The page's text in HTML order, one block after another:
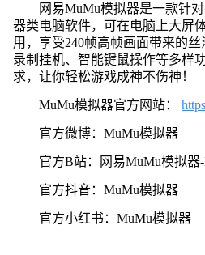
网易MuMu模拟器是一款针
器类电脑软件，可在电脑上大屏
用，享受240帧高帧画面带来的
录制挂机、智能键鼠操作等多样
求，让你轻松游戏成神不伤神！
MuMu模拟器官方网站：
官方微博：MuMu模拟器
官方B站：网易MuMu模拟器
官方抖音：MuMu模拟器
官方小红书：MuMu模拟器